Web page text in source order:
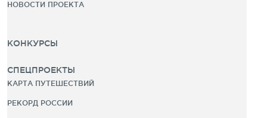
НОВОСТИ ПРОЕКТА
КОНКУРСЫ
СПЕЦПРОЕКТЫ
КАРТА ПУТЕШЕСТВИЙ
РЕКОРД РОССИИ